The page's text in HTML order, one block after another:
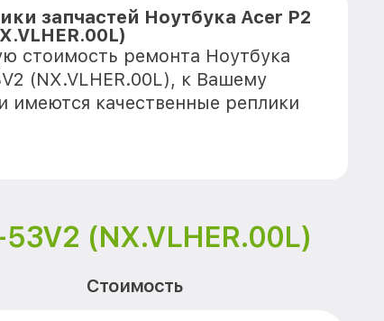
запчастей Ноутбука Acer P2
стоимость ремонта Ноутбука
(NX.VLHER.00L), к Вашему
имеются качественные реплики
(NX.VLHER.00L)
Стоимость